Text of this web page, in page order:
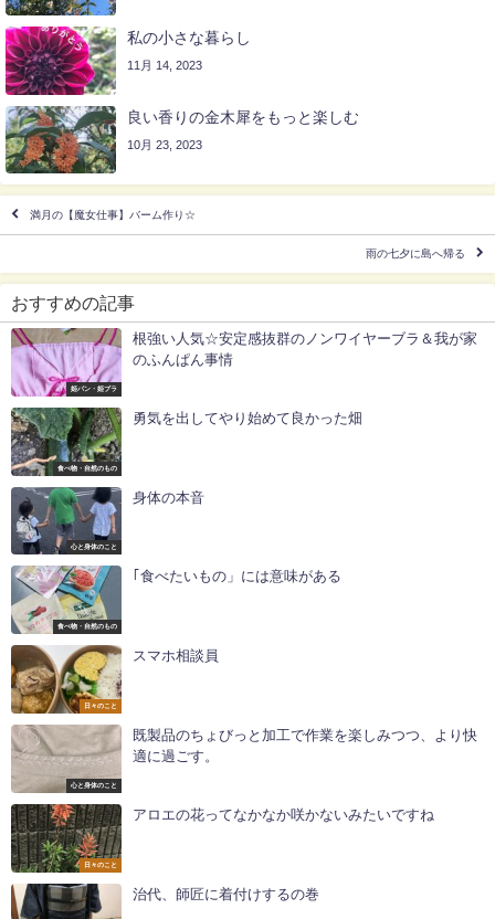
私の小さな暮らし
11月 14, 2023
良い香りの金木犀をもっと楽しむ
10月 23, 2023
満月の【魔女仕事】バーム作り‪☆
雨の七夕に島へ帰る
おすすめの記事
姫パン・姫ブラ
根強い人気☆安定感抜群のノンワイヤーブラ＆我が家
のふんぱん事情
食べ物・自然のもの
勇気を出してやり始めて良かった畑
心と身体のこと
身体の本音
食べ物・自然のもの
｢食べたいもの」には意味がある
日々のこと
スマホ相談員
心と身体のこと
既製品のちょびっと加工で作業を楽しみつつ、より快
適に過ごす。
日々のこと
アロエの花ってなかなか咲かないみたいですね
治代、師匠に着付けするの巻